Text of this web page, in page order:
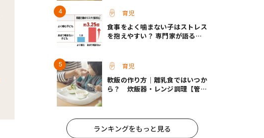
育児
食事をよく噛まない子はストレス
を抱えやすい？ 専門家が語る、
育児
軟飯の作り方｜離乳食ではいつか
ら？ 炊飯器・レンジ調理【管理
ランキングをもっと見る